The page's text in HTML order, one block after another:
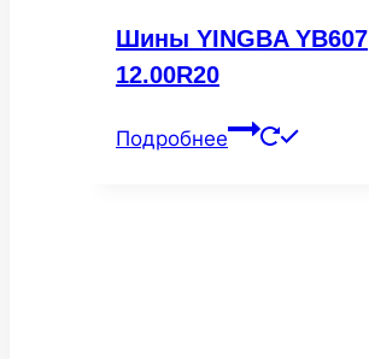
Шины YINGBA YB607
12.00R20
Подробнее